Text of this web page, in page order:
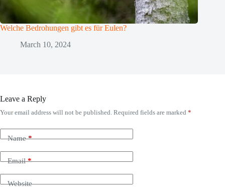
Welche Bedrohungen gibt es für Eulen?
March 10, 2024
Leave a Reply
Your email address will not be published. Required fields are marked *
Name*
Email*
Website